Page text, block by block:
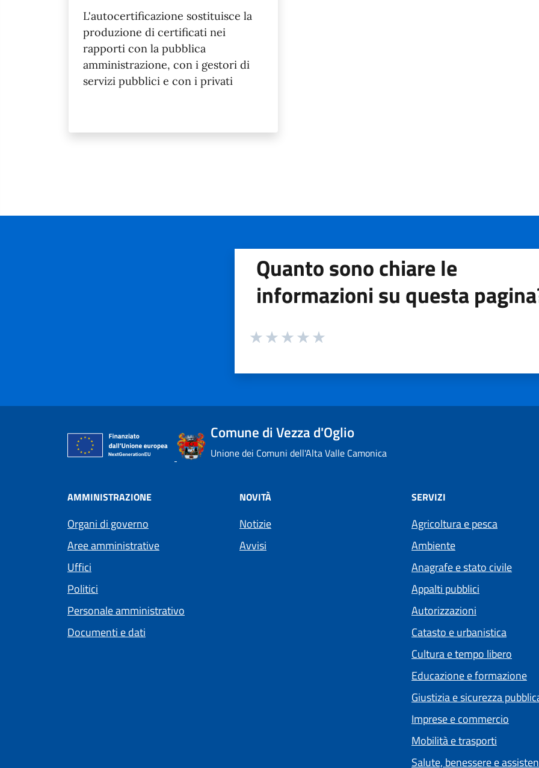
L'autocertificazione sostituisce la
produzione di certificati nei
rapporti con la pubblica
amministrazione, con i gestori di
servizi pubblici e con i privati
Quanto sono chiare le
informazioni su questa
Valuta da 1 a 5 stelle la pagina
Comune di Vezza d'Oglio
Unione dei Comuni dell'Alta Valle Camonica
AMMINISTRAZIONE
Organi di governo
Aree amministrative
Uffici
Politici
Personale amministrativo
Documenti e dati
NOVITÀ
Notizie
Avvisi
SERVIZI
Agricoltura e pesca
Ambiente
Anagrafe e stato civile
Appalti pubblici
Autorizzazioni
Catasto e urbanistica
Cultura e tempo libero
Educazione e formazione
Giustizia e sicurezza
Imprese e commercio
Mobilità e trasporti
Salute, benessere e